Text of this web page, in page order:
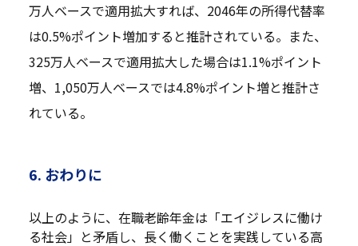
万人ベースで適用拡大すれば、2046年の所得代替率
は0.5%ポイント増加すると推計されている。また、
325万人ベースで適用拡大した場合は1.1%ポイント
増、1,050万人ベースでは4.8%ポイント増と推計さ
れている。
6. おわりに
以上のように、在職老齢年金は「エイジレスに働け
る社会」と矛盾し、長く働くことを実践している高